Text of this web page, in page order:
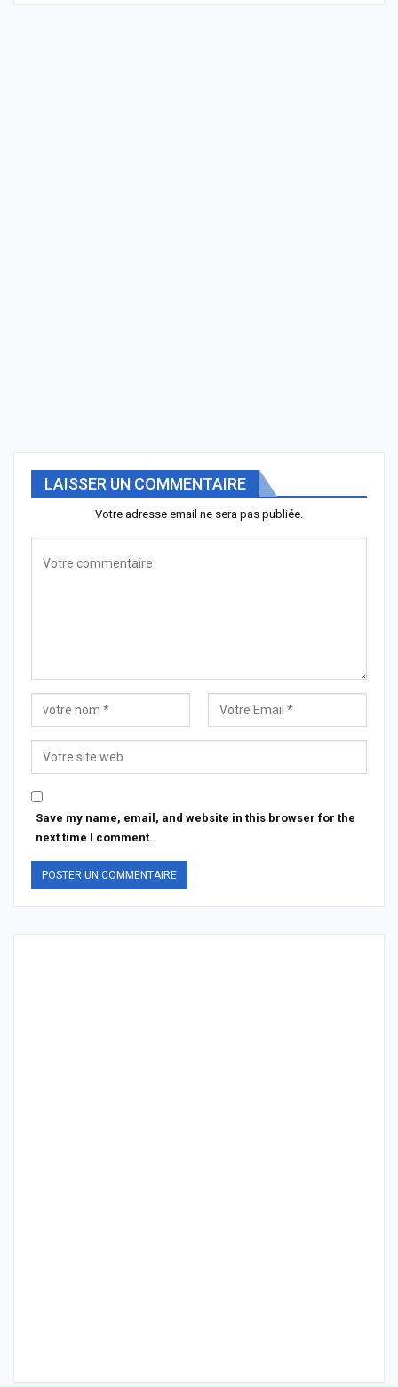
LAISSER UN COMMENTAIRE
Votre adresse email ne sera pas publiée.
Save my name, email, and website in this browser for the
next time I comment.